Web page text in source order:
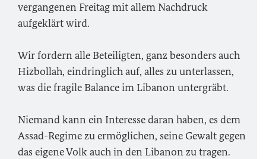
vergangenen Freitag mit allem Nachdruck
aufgeklärt wird.
Wir fordern alle Beteiligten, ganz besonders auch
Hizbollah, eindringlich auf, alles zu unterlassen,
was die fragile Balance im Libanon untergräbt.
Niemand kann ein Interesse daran haben, es dem
Assad-Regime zu ermöglichen, seine Gewalt gegen
das eigene Volk auch in den Libanon zu tragen.